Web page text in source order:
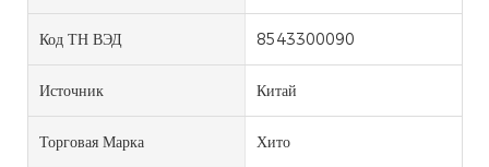
Код ТН ВЭД 8543300090
Источник Китай
Торговая Марка Хито